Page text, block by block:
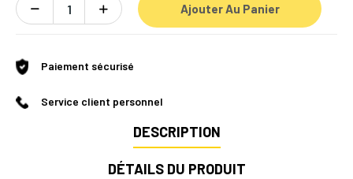
Ajouter Au Panier
Paiement sécurisé
Service client personnel
DESCRIPTION
DÉTAILS DU PRODUIT